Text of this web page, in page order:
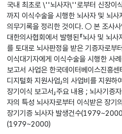
국내 최초로 \''뇌사자\''로부터 신장이
까지 이식수술을 시행한 뇌사자 및 뇌사
의무기록을 정리한 것이다. ○ 본 조사
대한의사협회에서 발행된『뇌사 및 뇌
를 토대로 뇌사판정을 받은 기증자로부
이식대기자에게 이식수술을 시행한 사
보고서 사업은 한국데이터베이스진흥
디지털화 지원사업」의 사업비를 지원
장기이식 보고서」주요 내용 ; 뇌사기증
자의 특성 뇌사자로부터 이식받은 장기
장기기증 뇌사자 발생건수
(1979~2000)